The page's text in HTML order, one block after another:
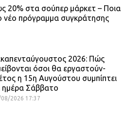
20% στα σούπερ μάρκετ – Ποια
νέο πρόγραμμα συγκράτησης
2026: Πώς
όσοι θα εργαστούν-
η 15η Αυγούστου συμπίπτει
ημέρα Σάββατο
2026 17:37